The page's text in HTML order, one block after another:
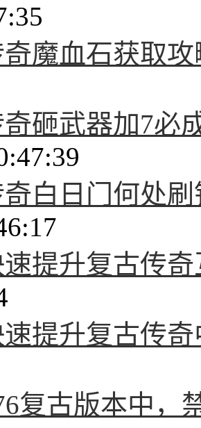
魔血石获取
砸武器加7必
白日门何处
提升复古传
提升复古传
复古版本中，